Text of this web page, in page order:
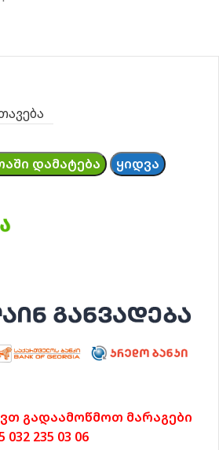
ᲓᲐᲛᲐᲢᲔᲑᲐ ᲧᲘᲓᲕᲐ
გადაამოწმოთ მარაგები
235 03 06